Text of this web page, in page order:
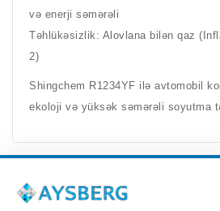
və enerji səmərəli
Təhlükəsizlik: Alovlana bilən qaz
2)
Shingchem R1234YF ilə avtomobil
ekoloji və yüksək səmərəli soyutma